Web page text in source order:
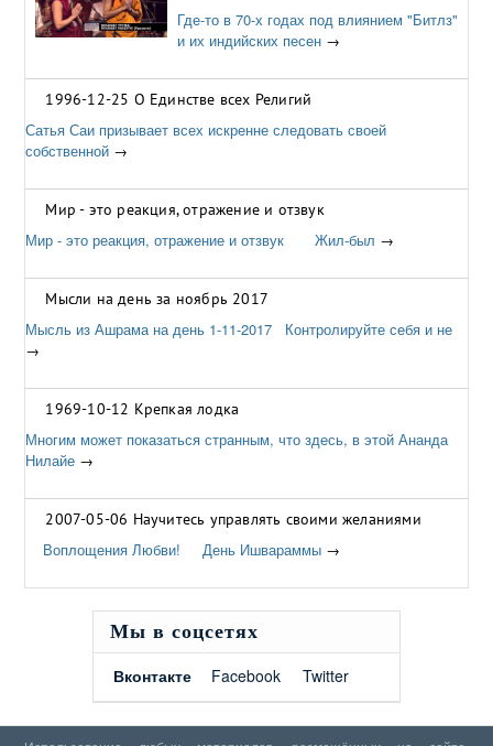
Где-то в 70-х годах под влиянием "Битлз"
и их индийских песен →
1996-12-25 О Единстве всех Религий
Сатья Саи призывает всех искренне следовать своей
собственной →
Мир - это реакция, отражение и отзвук
Мир - это реакция, отражение и отзвук Жил-был →
Мысли на день за ноябрь 2017
Мысль из Ашрама на день 1-11-2017 Контролируйте себя и не
→
1969-10-12 Крепкая лодка
Многим может показаться странным, что здесь, в этой Ананда
Нилайе →
2007-05-06 Научитесь управлять своими желаниями
Воплощения Любви! День Ишвараммы →
Мы в соцсетях
Вконтакте
Facebook Twitter